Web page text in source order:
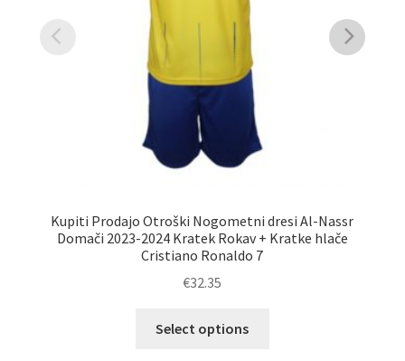
Kupiti Prodajo Otroški Nogometni dresi Al-Nassr
Domači 2023-2024 Kratek Rokav + Kratke hlače
Cristiano Ronaldo 7
€32.35
Select options